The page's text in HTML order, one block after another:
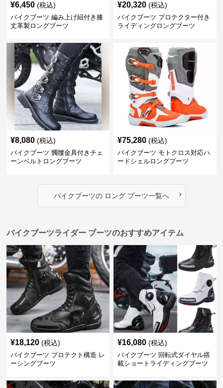
¥6,450 (税込)
バイクブーツ 編み上げ紐付き膝
丈革製ロングブーツ
¥20,320 (税込)
バイクブーツ プロテクター付き
ライディングロングブーツ
¥8,080 (税込)
バイクブーツ 髑髏金具付きチェ
ーンベルトロングブーツ
¥75,280 (税込)
バイクブーツ モトクロス対応ハ
ードシェルロングブーツ
バイクブーツのロング ブーツ一覧へ ›
バイクブーツライダー ブーツのおすすめアイテム
¥18,120 (税込)
バイクブーツ プロテクト構造 レ
ーシングブーツ
¥16,080 (税込)
バイクブーツ 回転式ダイヤル搭
載ショートライディングブーツ